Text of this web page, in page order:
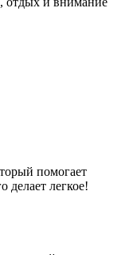
помогает
делает легкое!